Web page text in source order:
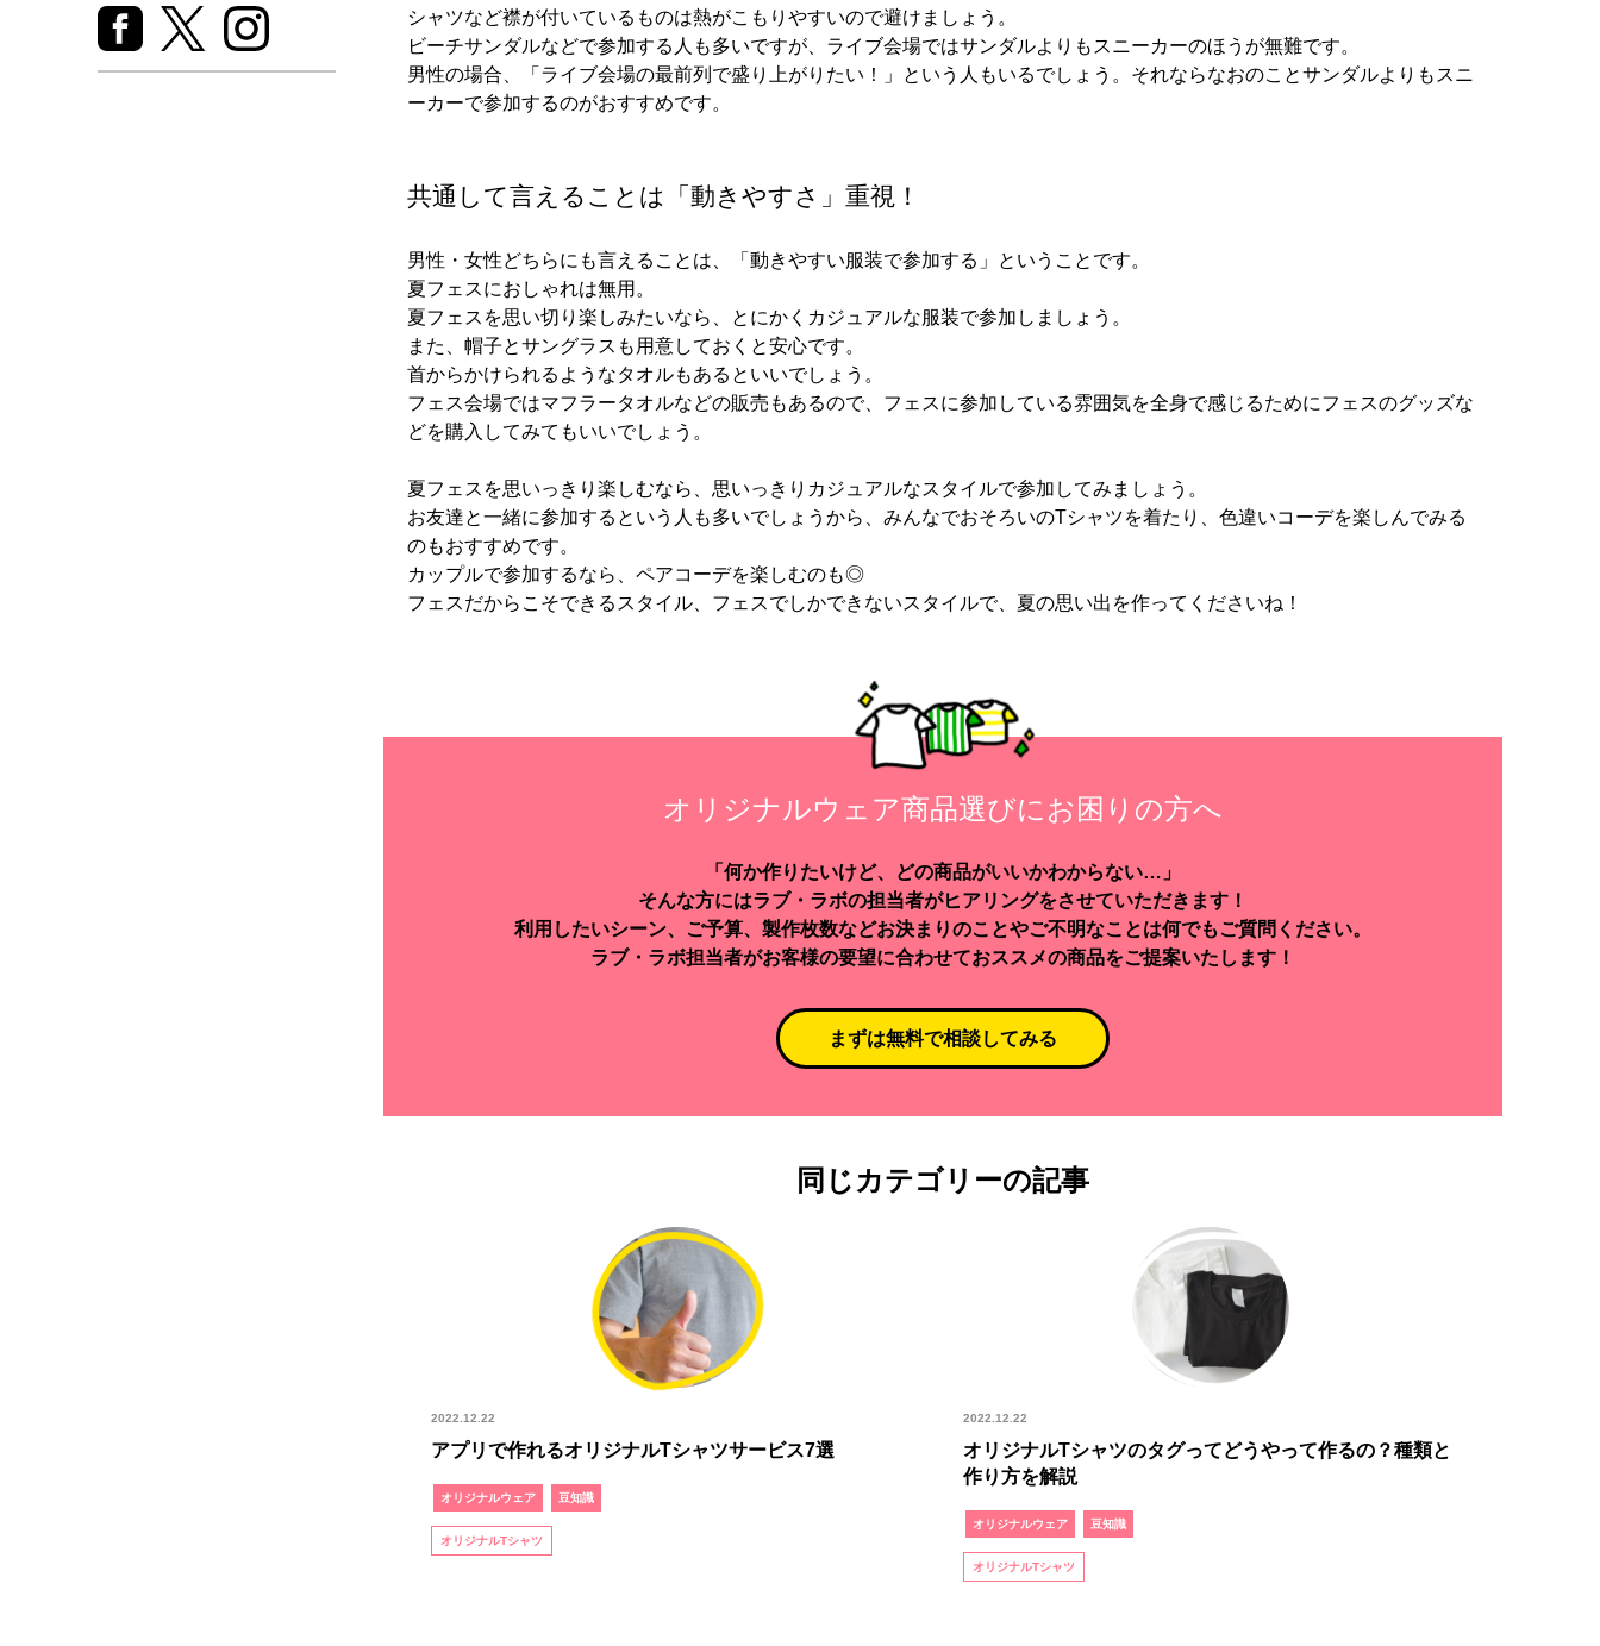
シャツなど襟が付いているものは熱がこもりやすいので避けましょう。
ビーチサンダルなどで参加する人も多いですが、ライブ会場ではサンダルよりもスニーカーのほうが無難です。
男性の場合、「ライブ会場の最前列で盛り上がりたい！」という人もいるでしょう。それならなおのことサンダルよりもスニ
ーカーで参加するのがおすすめです。
共通して言えることは「動きやすさ」重視！
男性・女性どちらにも言えることは、「動きやすい服装で参加する」ということです。
夏フェスにおしゃれは無用。
夏フェスを思い切り楽しみたいなら、とにかくカジュアルな服装で参加しましょう。
また、帽子とサングラスも用意しておくと安心です。
首からかけられるようなタオルもあるといいでしょう。
フェス会場ではマフラータオルなどの販売もあるので、フェスに参加している雰囲気を全身で感じるためにフェスのグッズな
どを購入してみてもいいでしょう。
夏フェスを思いっきり楽しむなら、思いっきりカジュアルなスタイルで参加してみましょう。
お友達と一緒に参加するという人も多いでしょうから、みんなでおそろいのTシャツを着たり、色違いコーデを楽しんでみる
のもおすすめです。
カップルで参加するなら、ペアコーデを楽しむのも◎
フェスだからこそできるスタイル、フェスでしかできないスタイルで、夏の思い出を作ってくださいね！
オリジナルウェア商品選びに お困りの方へ
「何か作りたいけど、どの商品がいいかわからない…」
そんな方にはラブ・ラボの担当者がヒアリングをさせていただきます！
利用したいシーン、ご予算、製作枚数などお決まりのことやご不明なことは何でもご質問ください。
ラブ・ラボ担当者がお客様の要望に合わせておススメの商品をご提案いたします！
まずは無料で相談してみる
同じカテゴリーの記事
2022.12.22
アプリで作れるオリジナルTシャツサービス7選
オリジナルウェア 豆知識
オリジナルTシャツ
2022.12.22
オリジナルTシャツのタグってどうやって作るの？種類と
作り方を解説
オリジナルウェア 豆知識
オリジナルTシャツ